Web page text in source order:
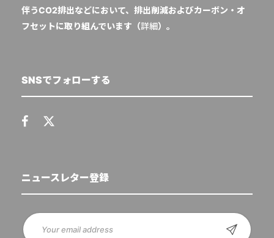
伴うCO2排出などにおいて、排出削減およびカーボン・オ
フセットに取り組んでいます（詳細）。
SNSでフォローする
ニュースレター登録